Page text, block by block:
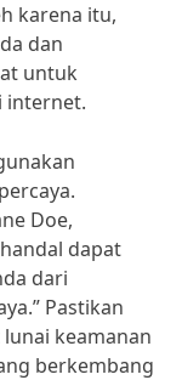
karena itu,
dan
untuk
internet.
Doe,
dapat
dari
Pastikan
keamanan
berkembang